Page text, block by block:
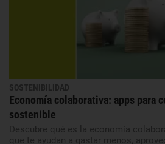
SOSTENIBILIDAD
Economía colaborativa: apps para
sostenible
Descubre qué es la economía
que te ayudan a gastar menos,